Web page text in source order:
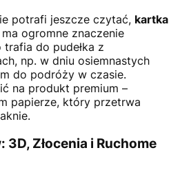
potrafi jeszcze czytać, kartka
ma ogromne znaczenie
do pudełka z
np. w dniu osiemnastych
do podróży w czasie.
na produkt premium –
papierze, który przetrwa
Złocenia i Ruchome